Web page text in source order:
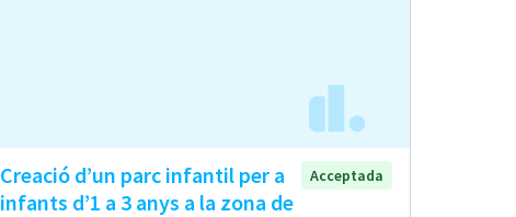
Creació d’un parc infantil per a
infants d’1 a 3 anys a la zona de
Acceptada